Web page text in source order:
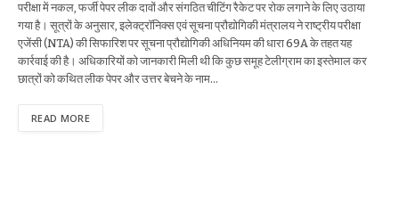
परीक्षा में नकल, फर्जी पेपर लीक दावों और संगठित चीटिंग रैकेट पर रोक लगाने के लिए उठाया
गया है। सूत्रों के अनुसार, इलेक्ट्रॉनिक्स एवं सूचना प्रौद्योगिकी मंत्रालय ने राष्ट्रीय परीक्षा
एजेंसी (NTA) की सिफारिश पर सूचना प्रौद्योगिकी अधिनियम की धारा 69A के तहत यह
कार्रवाई की है। अधिकारियों को जानकारी मिली थी कि कुछ समूह टेलीग्राम का इस्तेमाल कर
छात्रों को कथित लीक पेपर और उत्तर बेचने के नाम…
READ MORE